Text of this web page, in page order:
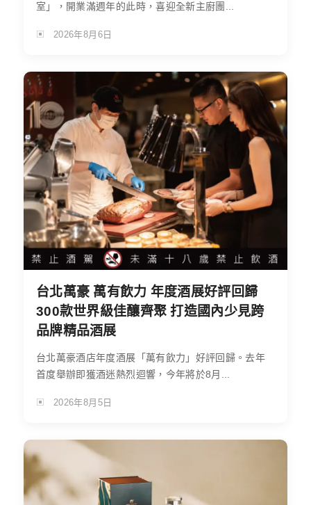
室」，開業滿週年的此時，喜迎全新主廚團...
2026年8月6日
台北萬豪 萬有飲力 年度酒展好評回歸
300款世界級佳釀齊聚 打造國內少見跨
品牌精品酒展
台北萬豪酒店年度酒展「萬有飲力」好評回歸。去年
首度舉辦即獲酒迷熱烈迴響，今年將於8月...
2026年8月5日